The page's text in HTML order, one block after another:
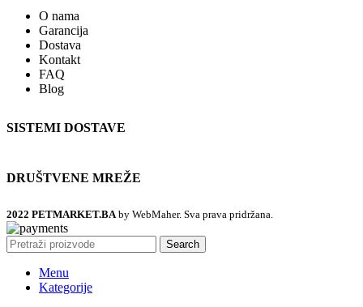
O nama
Garancija
Dostava
Kontakt
FAQ
Blog
SISTEMI DOSTAVE
DRUŠTVENE MREŽE
2022 PETMARKET.BAby WebMaher. Sva prava pridržana.
Search
Menu
Kategorije